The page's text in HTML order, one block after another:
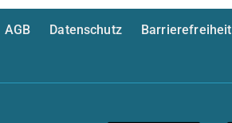
AGB Datenschutz Barrierefreiheit